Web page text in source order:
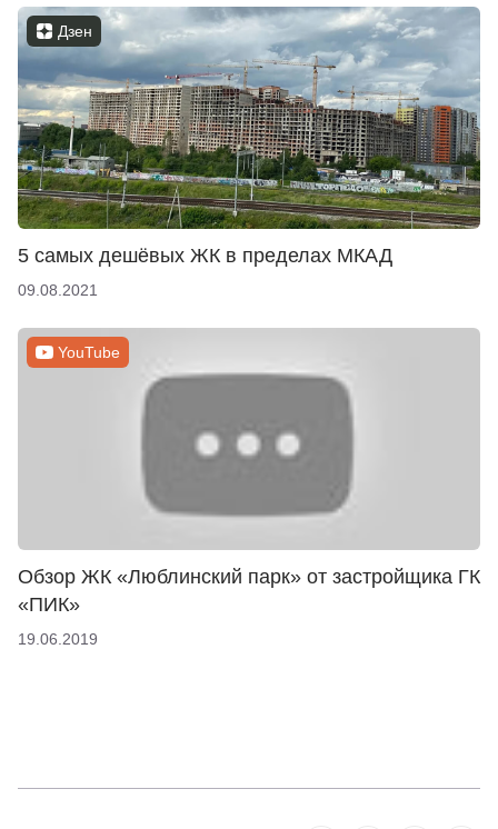
Дзен
5 самых дешёвых ЖК в пределах МКАД
09.08.2021
YouTube
Обзор ЖК «Люблинский парк» от застройщика ГК
«ПИК»
19.06.2019